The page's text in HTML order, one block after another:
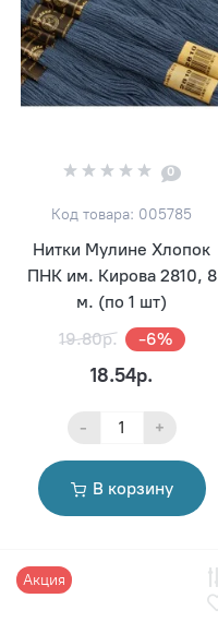
0
Код товара: 005785
Нитки Мулине Хлопок
ПНК им. Кирова 2810, 8
м. (по 1 шт)
19.80р.
-6%
18.54р.
- +
В корзину
Акция